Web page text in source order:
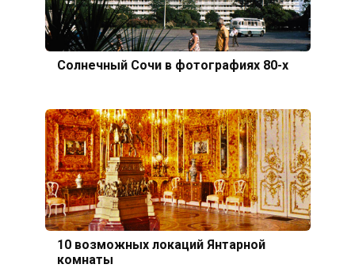
Солнечный Сочи в фотографиях 80-х
10 возможных локаций Янтарной
комнаты